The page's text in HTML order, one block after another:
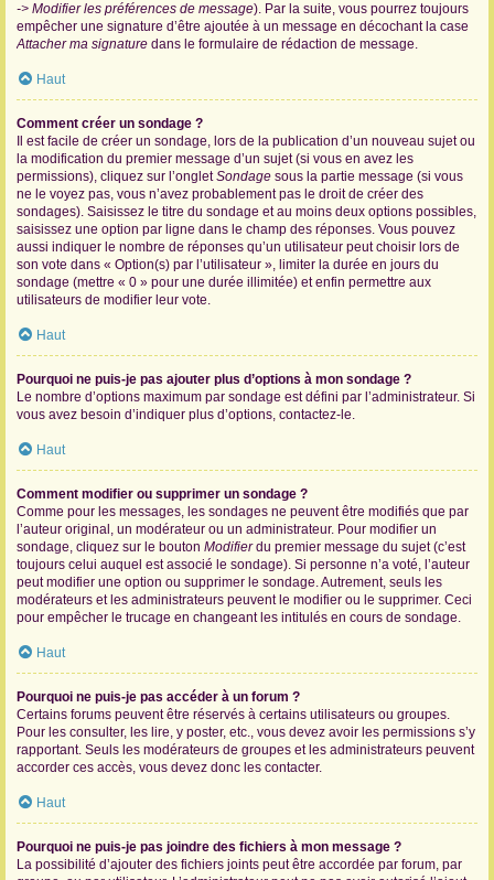
-> Modifier les préférences de message). Par la suite, vous pourrez toujours
empêcher une signature d’être ajoutée à un message en décochant la case
Attacher ma signature dans le formulaire de rédaction de message.
Haut
Comment créer un sondage ?
Il est facile de créer un sondage, lors de la publication d’un nouveau sujet ou
la modification du premier message d’un sujet (si vous en avez les
permissions), cliquez sur l’ongletSondage sous la partie message (si vous
ne le voyez pas, vous n’avez probablement pas le droit de créer des
sondages). Saisissez le titre du sondage et au moins deux options possibles,
saisissez une option par ligne dans le champ des réponses. Vous pouvez
aussi indiquer le nombre de réponses qu’un utilisateur peut choisir lors de
son vote dans « Option(s) par l’utilisateur », limiter la durée en jours du
sondage (mettre « 0 » pour une durée illimitée) et enfin permettre aux
utilisateurs de modifier leur vote.
Haut
Pourquoi ne puis-je pas ajouter plus d’options à mon sondage ?
Le nombre d’options maximum par sondage est défini par l’administrateur. Si
vous avez besoin d’indiquer plus d’options, contactez-le.
Haut
Comment modifier ou supprimer un sondage ?
Comme pour les messages, les sondages ne peuvent être modifiés que par
l’auteur original, un modérateur ou un administrateur. Pour modifier un
sondage, cliquez sur le bouton Modifierdu premier message du sujet (c’est
toujours celui auquel est associé le sondage). Si personne n’a voté, l’auteur
peut modifier une option ou supprimer le sondage. Autrement, seuls les
modérateurs et les administrateurs peuvent le modifier ou le supprimer. Ceci
pour empêcher le trucage en changeant les intitulés en cours de sondage.
Haut
Pourquoi ne puis-je pas accéder à un forum ?
Certains forums peuvent être réservés à certains utilisateurs ou groupes.
Pour les consulter, les lire, y poster, etc., vous devez avoir les permissions s’y
rapportant. Seuls les modérateurs de groupes et les administrateurs peuvent
accorder ces accès, vous devez donc les contacter.
Haut
Pourquoi ne puis-je pas joindre des fichiers à mon message ?
La possibilité d’ajouter des fichiers joints peut être accordée par forum, par